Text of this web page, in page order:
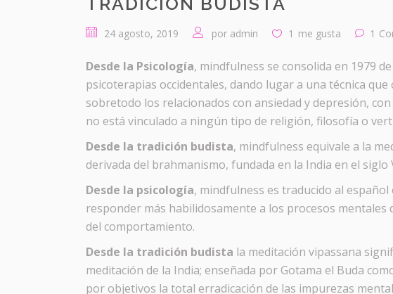
24 agosto, 2019 por admin 1 me gusta 1
Desde la Psicología, mindfulness se consolida en 1979
psicoterapias occidentales, dando lugar a una técnica
sobretodo los relacionados con ansiedad y depresión,
no está vinculado a ningún tipo de religión, filosofía o
Desde la tradición budista, mindfulness equivale a la
derivada del brahmanismo, fundada en la India en el siglo
Desde la psicología, mindfulness es traducido al
responder más habilidosamente a los procesos
del comportamiento.
Desde la tradición budista la meditación vipassana
meditación de la India; enseñada por Gotama el Buda
por objetivos la total erradicación de las impurezas